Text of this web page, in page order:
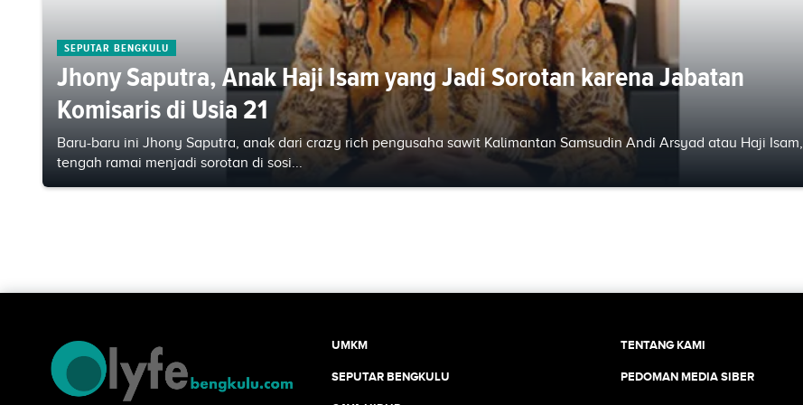
SEPUTAR BENGKULU
Jhony Saputra, Anak Haji Isam yang Jadi Sorotan karena Jabatan
Komisaris di Usia 21
Baru-baru ini Jhony Saputra, anak dari crazy rich pengusaha sawit Kalimantan Samsudin Andi Arsyad atau Haji Isam,
tengah ramai menjadi sorotan di sosi...
UMKM
SEPUTAR BENGKULU
TENTANG KAMI
PEDOMAN MEDIA SIBER